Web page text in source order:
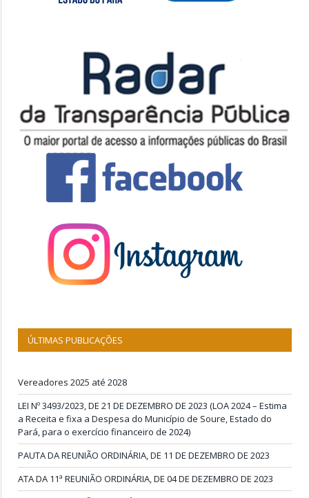
ÚLTIMAS PUBLICAÇÕES
Vereadores 2025 até 2028
LEI Nº 3493/2023, DE 21 DE DEZEMBRO DE 2023 (LOA 2024 – Estima
a Receita e fixa a Despesa do Município de Soure, Estado do
Pará, para o exercício financeiro de 2024)
PAUTA DA REUNIÃO ORDINÁRIA, DE 11 DE DEZEMBRO DE 2023
ATA DA 11ª REUNIÃO ORDINÁRIA, DE 04 DE DEZEMBRO DE 2023